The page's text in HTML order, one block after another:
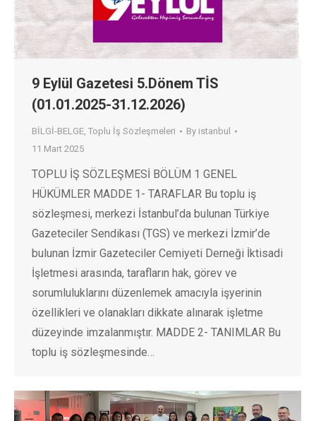
9 Eylül Gazetesi 5.Dönem TİS
(01.01.2025-31.12.2026)
BİLGİ-BELGE, Toplu İş Sözleşmeleri By istanbul
11 Mart 2025
TOPLU İŞ SÖZLEŞMESİ BÖLÜM 1 GENEL
HÜKÜMLER MADDE 1- TARAFLAR Bu toplu iş
sözleşmesi, merkezi İstanbul’da bulunan Türkiye
Gazeteciler Sendikası (TGS) ve merkezi İzmir’de
bulunan İzmir Gazeteciler Cemiyeti Derneği İktisadi
İşletmesi arasında, tarafların hak, görev ve
sorumluluklarını düzenlemek amacıyla işyerinin
özellikleri ve olanakları dikkate alınarak işletme
düzeyinde imzalanmıştır. MADDE 2- TANIMLAR Bu
toplu iş sözleşmesinde…